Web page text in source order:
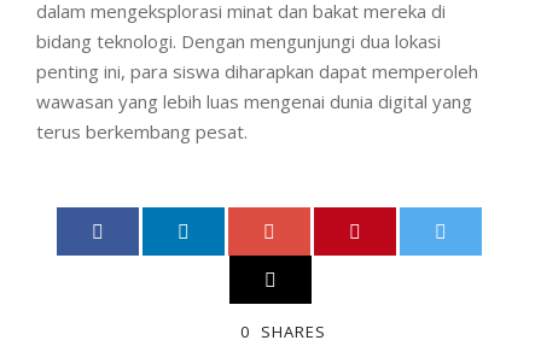
dalam mengeksplorasi minat dan bakat mereka di
bidang teknologi. Dengan mengunjungi dua lokasi
penting ini, para siswa diharapkan dapat memperoleh
wawasan yang lebih luas mengenai dunia digital yang
terus berkembang pesat.
0 SHARES